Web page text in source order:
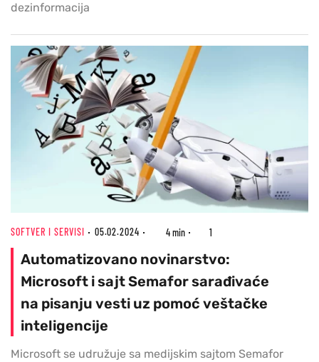
dezinformacija
SOFTVER I SERVISI 05.02.2024 4 min 1
Automatizovano novinarstvo:
Microsoft i sajt Semafor sarađivaće
na pisanju vesti uz pomoć veštačke
inteligencije
Microsoft se udružuje sa medijskim sajtom Semafor